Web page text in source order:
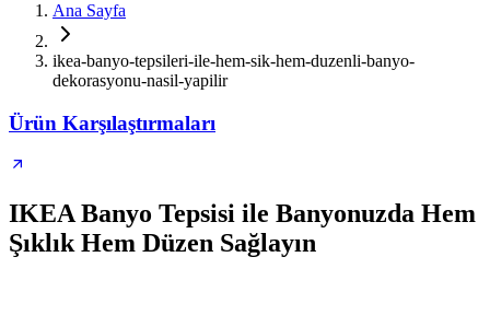
Ana Sayfa
ikea-banyo-tepsileri-ile-hem-sik-hem-duzenli-banyo-
dekorasyonu-nasil-yapilir
Ürün Karşılaştırmaları
IKEA Banyo Tepsisi ile Banyonuzda Hem
Şıklık Hem Düzen Sağlayın